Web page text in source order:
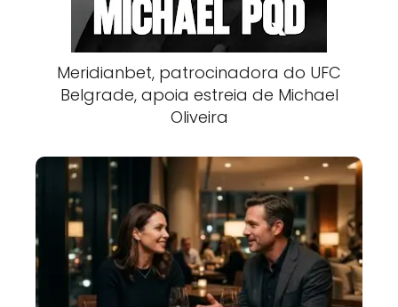
Meridianbet, patrocinadora do UFC
Belgrade, apoia estreia de Michael
Oliveira